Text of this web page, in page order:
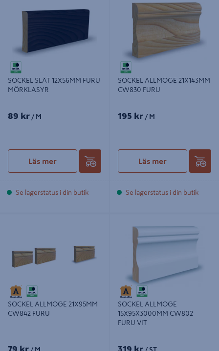
SOCKEL SLÄT 12X56MM FURU
MÖRKLASYR
89 kr / M
Läs mer
Se lagerstatus i din butik
CW830 FURU
SOCKEL ALLMOGE 21X143MM
CW830 FURU
195 kr / M
Läs mer
Se lagerstatus i din butik
SOCKEL ALLMOGE 21X95MM
CW842 FURU
79 kr / M
15X95X3000MM CW802 FURU VIT
SOCKEL ALLMOGE
15X95X3000MM CW802
FURU VIT
319 kr / ST